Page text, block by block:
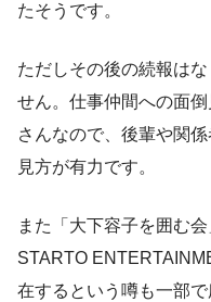
たそうです。
ただしその後の続報は
せん。仕事仲間への面
さんなので、後輩や関
見方が有力です。
また「大下容子を囲む
STARTO
在するという噂も一部で